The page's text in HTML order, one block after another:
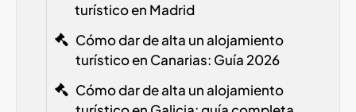
turístico en Madrid
Cómo dar de alta un alojamiento
turístico en Canarias: Guía 2026
Cómo dar de alta un alojamiento